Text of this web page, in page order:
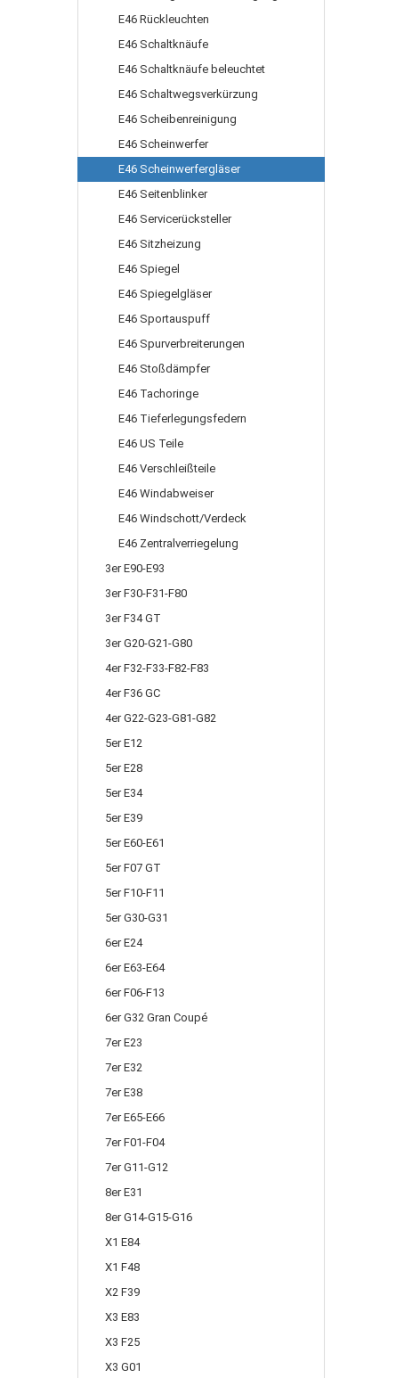
E46 Rückleuchten
E46 Schaltknäufe
E46 Schaltknäufe beleuchtet
E46 Schaltwegsverkürzung
E46 Scheibenreinigung
E46 Scheinwerfer
E46 Scheinwerfergläser
E46 Seitenblinker
E46 Servicerücksteller
E46 Sitzheizung
E46 Spiegel
E46 Spiegelgläser
E46 Sportauspuff
E46 Spurverbreiterungen
E46 Stoßdämpfer
E46 Tachoringe
E46 Tieferlegungsfedern
E46 US Teile
E46 Verschleißteile
E46 Windabweiser
E46 Windschott/Verdeck
E46 Zentralverriegelung
3er E90-E93
3er F30-F31-F80
3er F34 GT
3er G20-G21-G80
4er F32-F33-F82-F83
4er F36 GC
4er G22-G23-G81-G82
5er E12
5er E28
5er E34
5er E39
5er E60-E61
5er F07 GT
5er F10-F11
5er G30-G31
6er E24
6er E63-E64
6er F06-F13
6er G32 Gran Coupé
7er E23
7er E32
7er E38
7er E65-E66
7er F01-F04
7er G11-G12
8er E31
8er G14-G15-G16
X1 E84
X1 F48
X2 F39
X3 E83
X3 F25
X3 G01